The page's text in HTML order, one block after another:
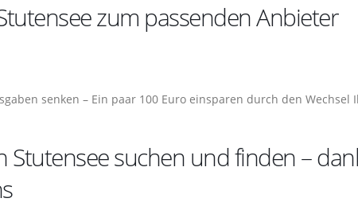
zum passenden Anbieter
senken – Ein paar 100 Euro einsparen durch den Wechsel
Stutensee suchen und finden –